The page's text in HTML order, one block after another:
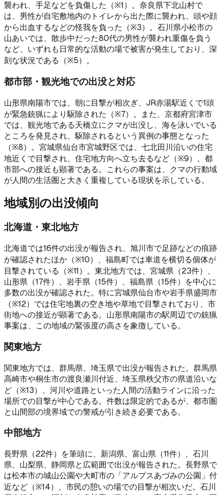
襲われ、手足などを負傷した（※1）。奈良県下北山村で
は、男性が自宅敷地内のトイレから出た際に襲われ、頭や顔
から出血するなどの怪我を負った（※3）。石川県小松市の
山あいでは、散歩中だった80代の男性が襲われ重傷を負う
など、いずれも日常的な活動の場で被害が発生しており、深
刻な状況である（※5）。
都市部・観光地での出没と対応
山形県南陽市では、朝に目撃が相次ぎ、JR赤湯駅近くで1頭
が緊急銃猟により駆除された（※7）。また、京都府宮津市
では、観光地である天橋立にクマが出没し、海を泳いでいる
ところを発見され、駆除されるという異例の事態となった
（※8）。宮城県仙台市宮城野区では、七北田川沿いの住宅
地近くで目撃され、住宅地方向へ立ち去るなど（※9）、都
市部への接近も顕著である。これらの事案は、クマの行動域
が人間の生活圏と大きく重複している現状を示している。
地域別の出没傾向
北海道・東北地方
北海道では16件の出没が報告され、旭川市で足跡などの痕跡
が確認されたほか（※10）、福島町では車道を横切る個体が
目撃されている（※11）。東北地方では、宮城県（23件）、
山形県（17件）、岩手県（15件）、福島県（15件）を中心に
多数の出没が確認された。特に宮城県仙台市や岩手県盛岡市
（※12）では住宅地裏の空き地や草地で目撃されており、市
街地への接近が顕著である。山形県南陽市の駅周辺での銃猟
事案は、この地域の緊張度の高さを象徴している。
関東地方
関東地方では、群馬県、埼玉県で出没が報告された。群馬県
高崎市や桐生市の渡良瀬川付近、埼玉県秩父市の県道沿いな
ど（※13）、河川や道路といった人間の活動ラインに沿った
場所での目撃が中心である。件数は限定的であるが、都市圏
と山間部の境界域での警戒が引き続き必要である。
中部地方
長野県（22件）を筆頭に、新潟県、富山県（11件）、石川
県、山梨県、静岡県と広範囲で出没が報告された。長野県で
は松本市の城山公園や大町市の「アルプスあづみの公園」付
近など（※14）、市民の憩いの場での目撃が相次いだ。石川